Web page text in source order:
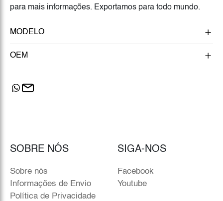
para mais informações. Exportamos para todo mundo.
MODELO
OEM
SOBRE NÓS
Sobre nós
Informações de Envio
Política de Privacidade
SIGA-NOS
Facebook
Youtube